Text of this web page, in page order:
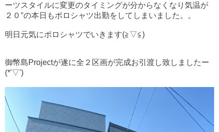
ーツスタイルに変更のタイミングが分からなくなり気温が
２０°の本日もポロシャツ出勤をしてしまいました。。
明日元気にポロシャツでいきます(≧▽≦)
御幣島Projectが遂に全２区画が完成お引渡し致しましたー
(*'▽')